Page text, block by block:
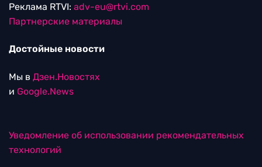
Реклама RTVI: adv-eu@rtvi.com
Партнерские материалы
Достойные новости
Мы в Дзен.Новостях
и Google.News
Уведомление об использовании рекомендательных
технологий